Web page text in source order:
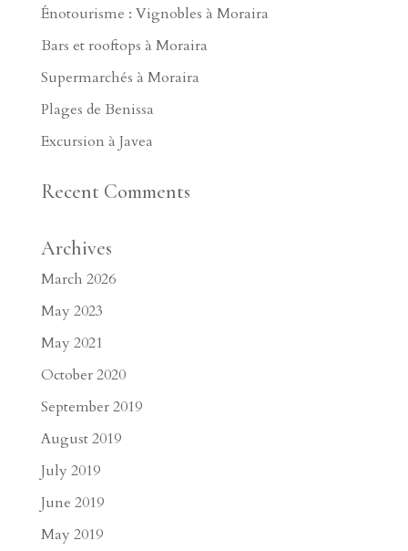
Énotourisme : Vignobles à Moraira
Bars et rooftops à Moraira
Supermarchés à Moraira
Plages de Benissa
Excursion à Javea
Recent Comments
Archives
March 2026
May 2023
May 2021
October 2020
September 2019
August 2019
July 2019
June 2019
May 2019